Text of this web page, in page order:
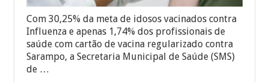
Com 30,25% da meta de idosos vacinados contra
Influenza e apenas 1,74% dos profissionais de
saúde com cartão de vacina regularizado contra
Sarampo, a Secretaria Municipal de Saúde (SMS)
de …